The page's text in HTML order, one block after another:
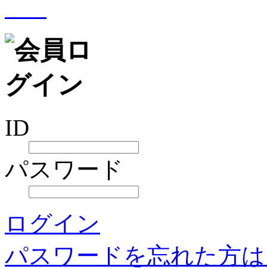
ID
パスワード
ログイン
パスワードを忘れた方